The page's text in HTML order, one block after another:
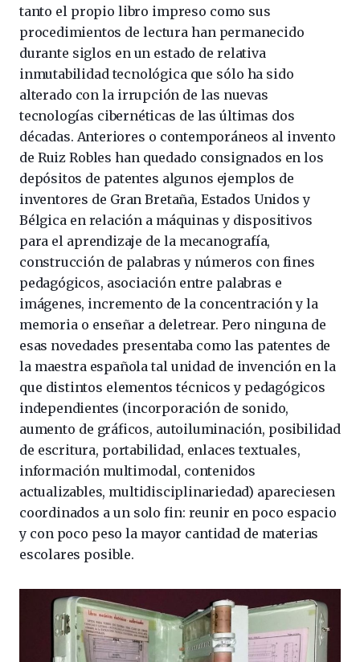
tanto el propio libro impreso como sus
procedimientos de lectura han permanecido
durante siglos en un estado de relativa
inmutabilidad tecnológica que sólo ha sido
alterado con la irrupción de las nuevas
tecnologías cibernéticas de las últimas dos
décadas. Anteriores o contemporáneos al invento
de Ruiz Robles han quedado consignados en los
depósitos de patentes algunos ejemplos de
inventores de Gran Bretaña, Estados Unidos y
Bélgica en relación a máquinas y dispositivos
para el aprendizaje de la mecanografía,
construcción de palabras y números con fines
pedagógicos, asociación entre palabras e
imágenes, incremento de la concentración y la
memoria o enseñar a deletrear. Pero ninguna de
esas novedades presentaba como las patentes de
la maestra española tal unidad de invención en la
que distintos elementos técnicos y pedagógicos
independientes (incorporación de sonido,
aumento de gráficos, autoiluminación, posibilidad
de escritura, portabilidad, enlaces textuales,
información multimodal, contenidos
actualizables, multidisciplinariedad) apareciesen
coordinados a un solo fin: reunir en poco espacio
y con poco peso la mayor cantidad de materias
escolares posible.